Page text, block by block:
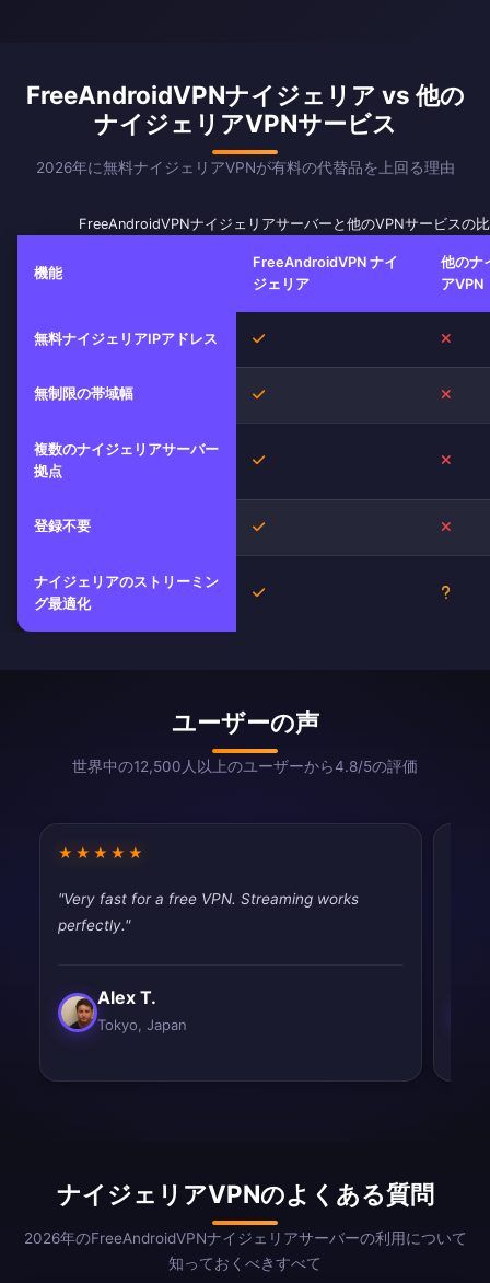
FreeAndroidVPNナイジェリア vs 他の
ナイジェリアVPNサービス
2026年に無料ナイジェリアVPNが有料の代替品を上回る理由
FreeAndroidVPNナイジェリアサーバーと他のVPNサービスの
機能
FreeAndroidVPN ナイ
ジェリア
他のナ
アVPN
無料ナイジェリアIPアドレス はい
無制限の帯域幅 はい
複数のナイジェリアサーバー
拠点
はい
登録不要 はい
ナイジェリアのストリーミン
グ最適化
はい
ユーザーの声
世界中の12,500人以上のユーザーから4.8/5の評価
★★★★★
"Very fast for a free VPN. Streaming works
perfectly."
Alex T.
Tokyo, Japan
ナイジェリアVPNのよくある質問
2026年のFreeAndroidVPNナイジェリアサーバーの利用について
知っておくべきすべて